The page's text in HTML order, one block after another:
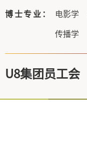
博士专业： 电影学
传播学
U8集团员工会